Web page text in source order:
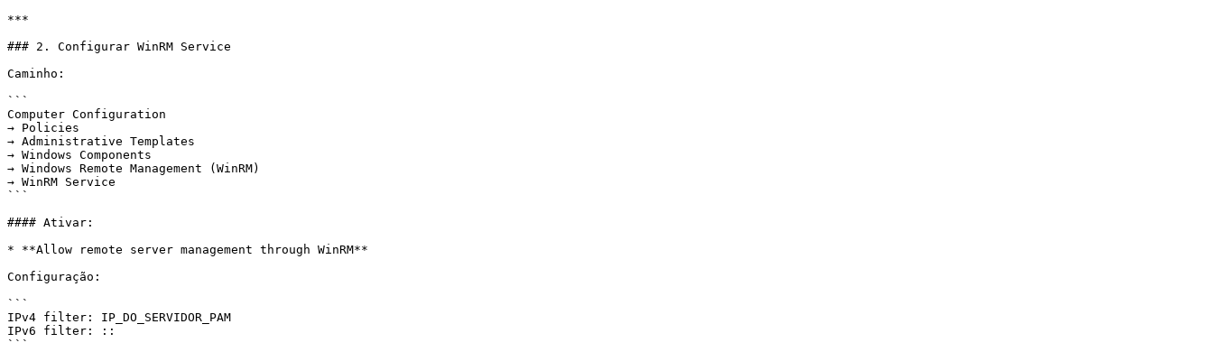
***
### 2. Configurar WinRM Service
Caminho:
```
Computer Configuration
→ Policies
→ Administrative Templates
→ Windows Components
→ Windows Remote Management (WinRM)
→ WinRM Service
```
#### Ativar:
* **Allow remote server management through WinRM**
Configuração:
```
IPv4 filter: IP_DO_SERVIDOR_PAM
IPv6 filter: ::
```